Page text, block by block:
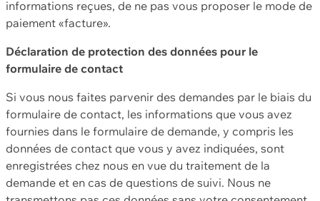
informations reçues, de ne pas vous proposer le mode de
paiement «facture».
Déclaration de protection des données pour le
formulaire de contact
Si vous nous faites parvenir des demandes par le biais du
formulaire de contact, les informations que vous avez
fournies dans le formulaire de demande, y compris les
données de contact que vous y avez indiquées, sont
enregistrées chez nous en vue du traitement de la
demande et en cas de questions de suivi. Nous ne